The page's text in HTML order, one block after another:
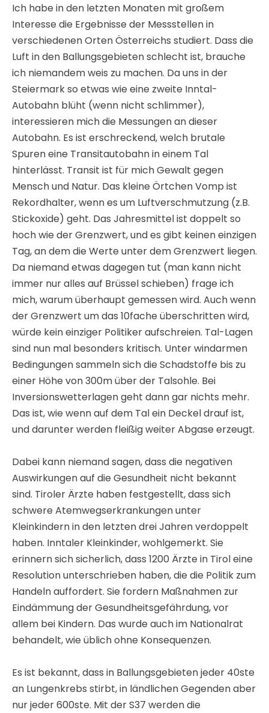
Ich habe in den letzten Monaten mit großem
Interesse die Ergebnisse der Messstellen in
verschiedenen Orten Österreichs studiert. Dass die
Luft in den Ballungsgebieten schlecht ist, brauche
ich niemandem weis zu machen. Da uns in der
Steiermark so etwas wie eine zweite Inntal-
Autobahn blüht (wenn nicht schlimmer),
interessieren mich die Messungen an dieser
Autobahn. Es ist erschreckend, welch brutale
Spuren eine Transitautobahn in einem Tal
hinterlässt. Transit ist für mich Gewalt gegen
Mensch und Natur. Das kleine Örtchen Vomp ist
Rekordhalter, wenn es um Luftverschmutzung (z.B.
Stickoxide) geht. Das Jahresmittel ist doppelt so
hoch wie der Grenzwert, und es gibt keinen einzigen
Tag, an dem die Werte unter dem Grenzwert liegen.
Da niemand etwas dagegen tut (man kann nicht
immer nur alles auf Brüssel schieben) frage ich
mich, warum überhaupt gemessen wird. Auch wenn
der Grenzwert um das 10fache überschritten wird,
würde kein einziger Politiker aufschreien. Tal-Lagen
sind nun mal besonders kritisch. Unter windarmen
Bedingungen sammeln sich die Schadstoffe bis zu
einer Höhe von 300m über der Talsohle. Bei
Inversionswetterlagen geht dann gar nichts mehr.
Das ist, wie wenn auf dem Tal ein Deckel drauf ist,
und darunter werden fleißig weiter Abgase erzeugt.
Dabei kann niemand sagen, dass die negativen
Auswirkungen auf die Gesundheit nicht bekannt
sind. Tiroler Ärzte haben festgestellt, dass sich
schwere Atemwegserkrankungen unter
Kleinkindern in den letzten drei Jahren verdoppelt
haben. Inntaler Kleinkinder, wohlgemerkt. Sie
erinnern sich sicherlich, dass 1200 Ärzte in Tirol eine
Resolution unterschrieben haben, die die Politik zum
Handeln auffordert. Sie fordern Maßnahmen zur
Eindämmung der Gesundheitsgefährdung, vor
allem bei Kindern. Das wurde auch im Nationalrat
behandelt, wie üblich ohne Konsequenzen.
Es ist bekannt, dass in Ballungsgebieten jeder 40ste
an Lungenkrebs stirbt, in ländlichen Gegenden aber
nur jeder 600ste. Mit der S37 werden die